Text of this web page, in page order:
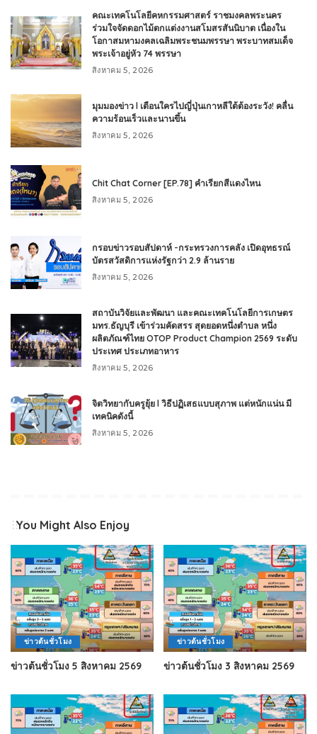
คณะเทคโนโลยีคหกรรมศาสตร์ ราชมงคลพระนคร
ร่วมใจจัดดอกไม้ตกแต่งงานสโมสรสันนิบาต เนื่องใน
โอกาสมหามงคลเฉลิมพระชนมพรรษา พระบาทสมเด็จ
พระเจ้าอยู่หัว 74 พรรษา
สิงหาคม 5, 2026
มุมมองข่าว l เตือนใครไปญี่ปุ่นเกาหลีใต้ต้องระวัง! คลื่น
ความร้อนเร็วและนานขึ้น
สิงหาคม 5, 2026
Chit Chat Corner [EP.78] คำเรียกสีแดงไหน
สิงหาคม 5, 2026
กรอบข่าวรอบสัปดาห์ -กระทรวงการคลัง เปิดอุทธรณ์
บัตรสวัสดิการแห่งรัฐกว่า 2.9 ล้านราย
สิงหาคม 5, 2026
สถาบันวิจัยและพัฒนา และคณะเทคโนโลยีการเกษตร
มทร.ธัญบุรี เข้าร่วมคัดสรร สุดยอดหนึ่งตำบล หนึ่ง
ผลิตภัณฑ์ไทย OTOP Product Champion 2569 ระดับ
ประเทศ ประเภทอาหาร
สิงหาคม 5, 2026
จิตวิทยากับครูยุ้ย l วิธีปฏิเสธแบบสุภาพ แต่หนักแน่น มี
เทคนิคดังนี้
สิงหาคม 5, 2026
You Might Also Enjoy
ข่าวต้นชั่วโมง
ข่าวต้นชั่วโมง 5 สิงหาคม 2569
ข่าวต้นชั่วโมง
ข่าวต้นชั่วโมง 3 สิงหาคม 2569